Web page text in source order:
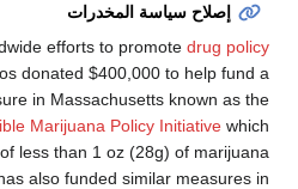
إصلاح سياسة المخدرات
efforts to promote drug policy
donated $400,000 to help fund a
in Massachusetts known as the
Marijuana Policy Initiative which
less than 1 oz (28g) of marijuana
also funded similar measures in